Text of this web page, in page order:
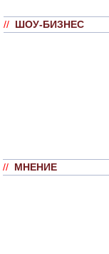
// ШОУ-БИЗНЕС
// МНЕНИЕ